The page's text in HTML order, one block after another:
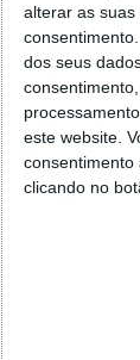
alterar as
consentimento.
dos seus
este website.
consentimento
clicando no
Estas
na
02 DEZ 2022·CINEMA
E assim,